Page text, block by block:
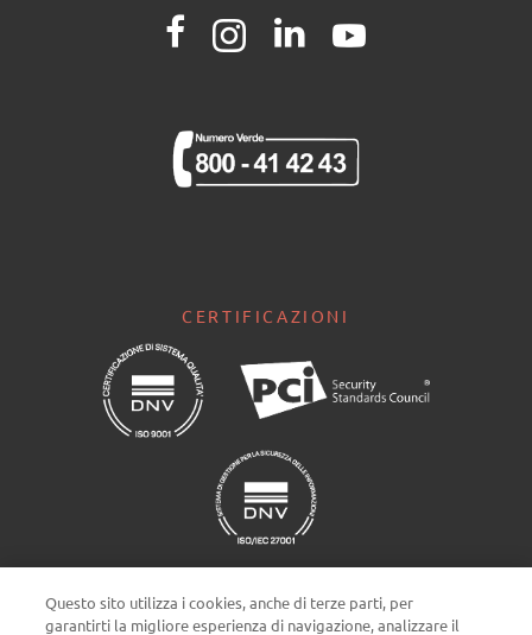
CERTIFICAZIONI
Questo sito utilizza i cookies, anche di terze parti, per
garantirti la migliore esperienza di navigazione, analizzare il